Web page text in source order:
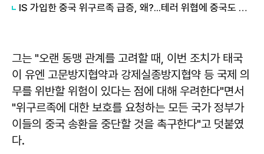
IS 가입한 중국 위구르족 급증, 왜?...테러 위협에 중국도 초긴장
그는 "오랜 동맹 관계를 고려할 때, 이번 조치가 태국
이 유엔 고문방지협약과 강제실종방지협약 등 국제 의
무를 위반할 위험이 있다는 점에 대해 우려한다"면서
"위구르족에 대한 보호를 요청하는 모든 국가 정부가
이들의 중국 송환을 중단할 것을 촉구한다"고 덧붙였
다.